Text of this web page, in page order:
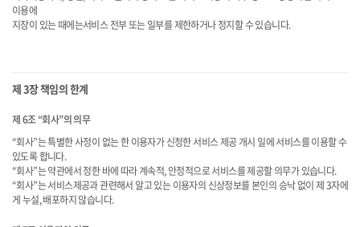
이용에
지장이 있는 때에는서비스 전부 또는 일부를 제한하거나 정지할 수 있습니다.
제 3장 책임의 한계
제 6조 “회사”의 의무
“회사”는 특별한 사정이 없는 한 이용자가 신청한 서비스 제공 개시 일에 서비스를 이용할 수
있도록 합니다.
“회사”는 약관에서 정한 바에 따라 계속적, 안정적으로 서비스를 제공할 의무가 있습니다.
“회사”는 서비스제공과 관련해서 알고 있는 이용자의 신상정보를 본인의 승낙 없이 제 3자에
게 누설, 배포하지 않습니다.